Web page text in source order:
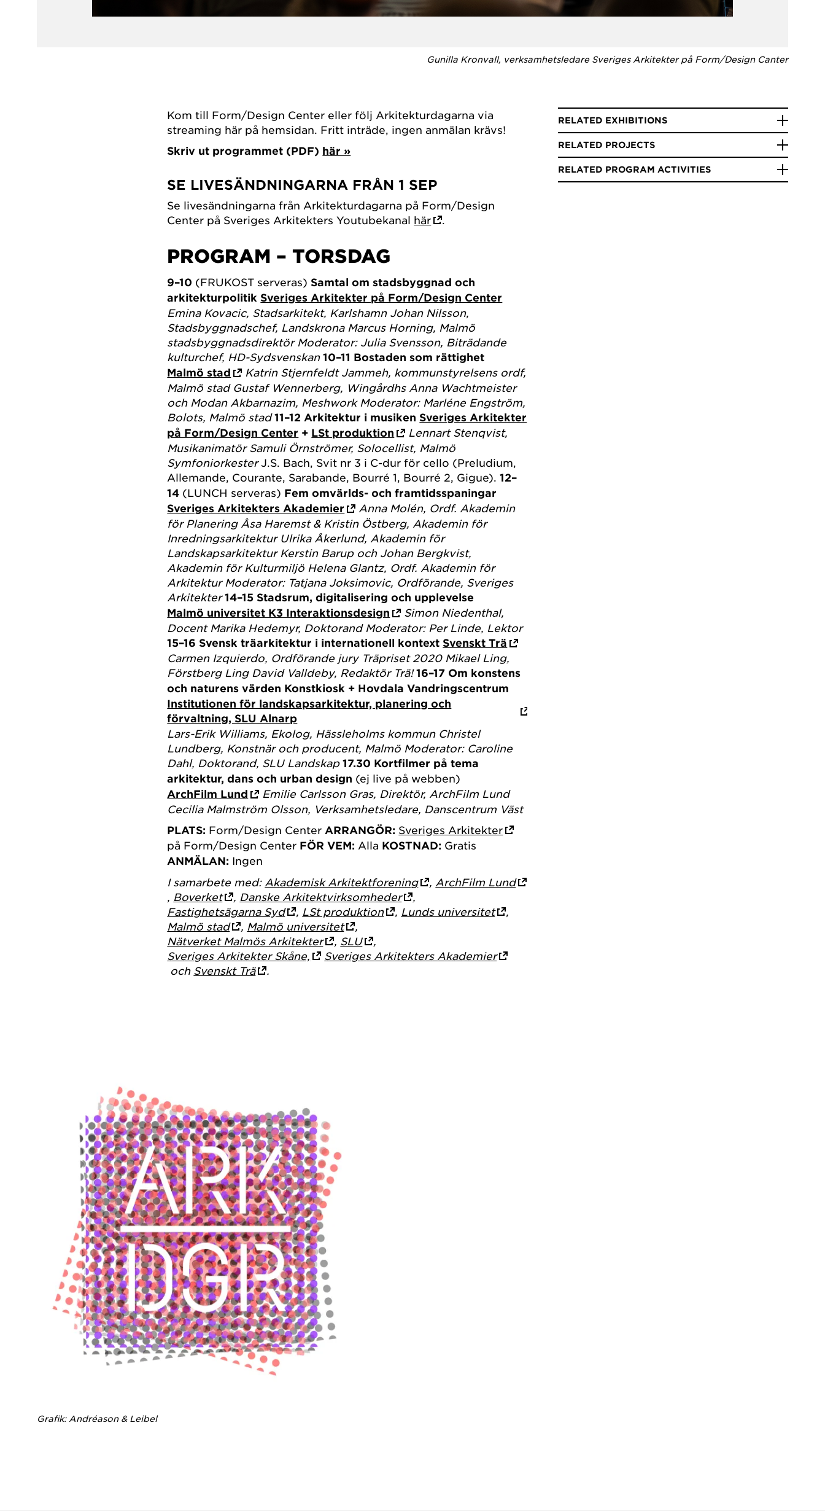
Gunilla Kronvall, verksamhetsledare Sveriges Arkitekter på Form/Design Canter
Kom till Form/Design Center eller följ Arkitekturdagarna via
streaming här på hemsidan. Fritt inträde, ingen anmälan krävs!
Skriv ut programmet (PDF) här »
SE LIVESÄNDNINGARNA FRÅN 1 SEP
Se livesändningarna från Arkitekturdagarna på Form/Design
Center på Sveriges Arkitekters Youtubekanal här .
PROGRAM – TORSDAG
9–10 (FRUKOST serveras) Samtal om stadsbyggnad och
arkitekturpolitik Sveriges Arkitekter på Form/Design Center
Emina Kovacic, Stadsarkitekt, Karlshamn Johan Nilsson,
Stadsbyggnadschef, Landskrona Marcus Horning, Malmö
stadsbyggnadsdirektör Moderator: Julia Svensson, Biträdande
kulturchef, HD-Sydsvenskan 10–11 Bostaden som rättighet
Malmö stad
Katrin Stjernfeldt Jammeh, kommunstyrelsens ordf,
Malmö stad Gustaf Wennerberg, Wingårdhs Anna Wachtmeister
och Modan Akbarnazim, Meshwork Moderator: Marléne Engström,
Bolots, Malmö stad11–12Arkitektur i musiken Sveriges Arkitekter
på Form/Design Center + LSt produktion
Lennart Stenqvist,
Musikanimatör Samuli Örnströmer, Solocellist, Malmö
SymfoniorkesterJ.S. Bach, Svit nr 3 i C-dur för cello (Preludium,
Allemande, Courante, Sarabande, Bourré 1, Bourré 2, Gigue).12–
14 (LUNCH serveras) Fem omvärlds- och framtidsspaningar
Sveriges Arkitekters Akademier
Anna Molén, Ordf. Akademin
för Planering Åsa Haremst & Kristin Östberg, Akademin för
Inredningsarkitektur Ulrika Åkerlund, Akademin för
Landskapsarkitektur Kerstin Barup och Johan Bergkvist,
Akademin för Kulturmiljö Helena Glantz, Ordf. Akademin för
Arkitektur Moderator: Tatjana Joksimovic, Ordförande, Sveriges
Arkitekter 14–15 Stadsrum, digitalisering och upplevelse
Malmö universitet K3 Interaktionsdesign
Simon Niedenthal,
Docent Marika Hedemyr, Doktorand Moderator: Per Linde, Lektor
15–16 Svensk träarkitektur i internationell kontext Svenskt Trä
Carmen Izquierdo, Ordförande jury Träpriset 2020 Mikael Ling,
Förstberg Ling David Valldeby, Redaktör Trä! 16–17 Om konstens
och naturens värden Konstkiosk + Hovdala Vandringscentrum
Institutionen för landskapsarkitektur, planering och
förvaltning, SLU Alnarp
Lars-Erik Williams, Ekolog, Hässleholms kommun Christel
Lundberg, Konstnär och producent, Malmö Moderator: Caroline
Dahl, Doktorand, SLU Landskap 17.30 Kortfilmer på tema
arkitektur, dans och urban design (ej live på webben)
ArchFilm Lund
Emilie Carlsson Gras, Direktör, ArchFilm Lund
Cecilia Malmström Olsson, Verksamhetsledare, Danscentrum Väst
PLATS: Form/Design Center ARRANGÖR: Sveriges Arkitekter
på Form/Design Center FÖR VEM: Alla KOSTNAD: Gratis
ANMÄLAN: Ingen
I samarbete med: Akademisk Arkitektforening , ArchFilm Lund
, Boverket , Danske Arkitektvirksomheder
,
Fastighetsägarna Syd
, LSt produktion , Lunds universitet
,
Malmö stad
, Malmö universitet
,
Nätverket Malmös Arkitekter
, SLU
,
Sveriges Arkitekter Skåne,
Sveriges Arkitekters Akademier
och Svenskt Trä .
RELATED EXHIBITIONS
RELATED PROJECTS
RELATED PROGRAM ACTIVITIES
Grafik: Andréason & Leibel